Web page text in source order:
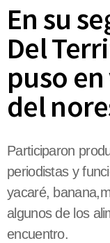
En su
Del
puso
del
Participaron
periodistas y
yacaré,
algunos de los
encuentro.